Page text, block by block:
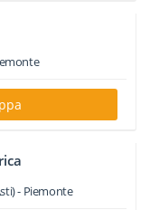
- Piemonte